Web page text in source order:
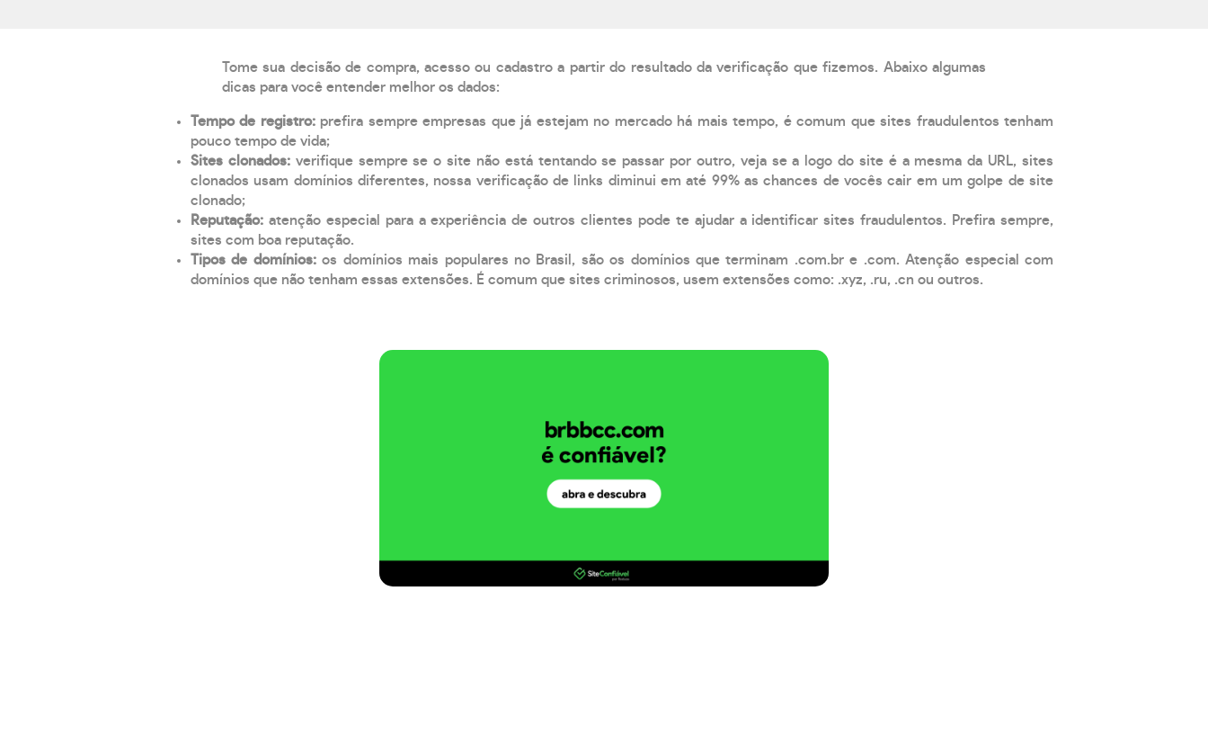
Tome sua decisão de compra, acesso ou cadastro a partir do resultado da verificação que fizemos. Abaixo algumas
dicas para você entender melhor os dados:
Tempo de registro: prefira sempre empresas que já estejam no mercado há mais tempo, é comum que sites fraudulentos tenham
pouco tempo de vida;
Sites clonados: verifique sempre se o site não está tentando se passar por outro, veja se a logo do site é a mesma da URL, sites
clonados usam domínios diferentes, nossa verificação de links diminui em até 99% as chances de vocês cair em um golpe de site
clonado;
Reputação: atenção especial para a experiência de outros clientes pode te ajudar a identificar sites fraudulentos. Prefira sempre,
sites com boa reputação.
Tipos de domínios:os domínios mais populares no Brasil, são os domínios que terminam .com.br e .com. Atenção especial com
domínios que não tenham essas extensões. É comum que sites criminosos, usem extensões como: .xyz, .ru, .cn ou outros.